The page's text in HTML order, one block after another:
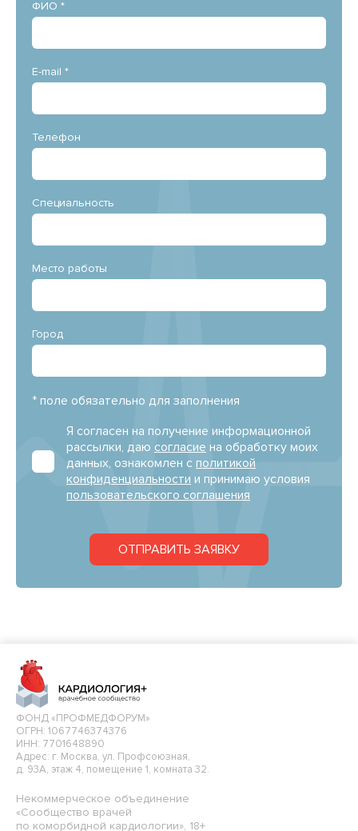
ФИО *
E-mail *
Телефон
Специальность
Место работы
Город
* поле обязательно для заполнения
Я согласен на получение информационной
рассылки, даю согласие на обработку моих
данных, ознакомлен с политикой
конфиденциальности и принимаю условия
пользовательского соглашения
ОТПРАВИТЬ ЗАЯВКУ
ФОНД «ПРОФМЕДФОРУМ»
ОГРН: 1067746374376
ИНН: 7701648890
Адрес: г. Москва, ул. Профсоюзная,
д. 93А, этаж 4, помещение 1, комната 32.
Некоммерческое объединение
«Сообщество врачей
по коморбидной кардиологии», 18+